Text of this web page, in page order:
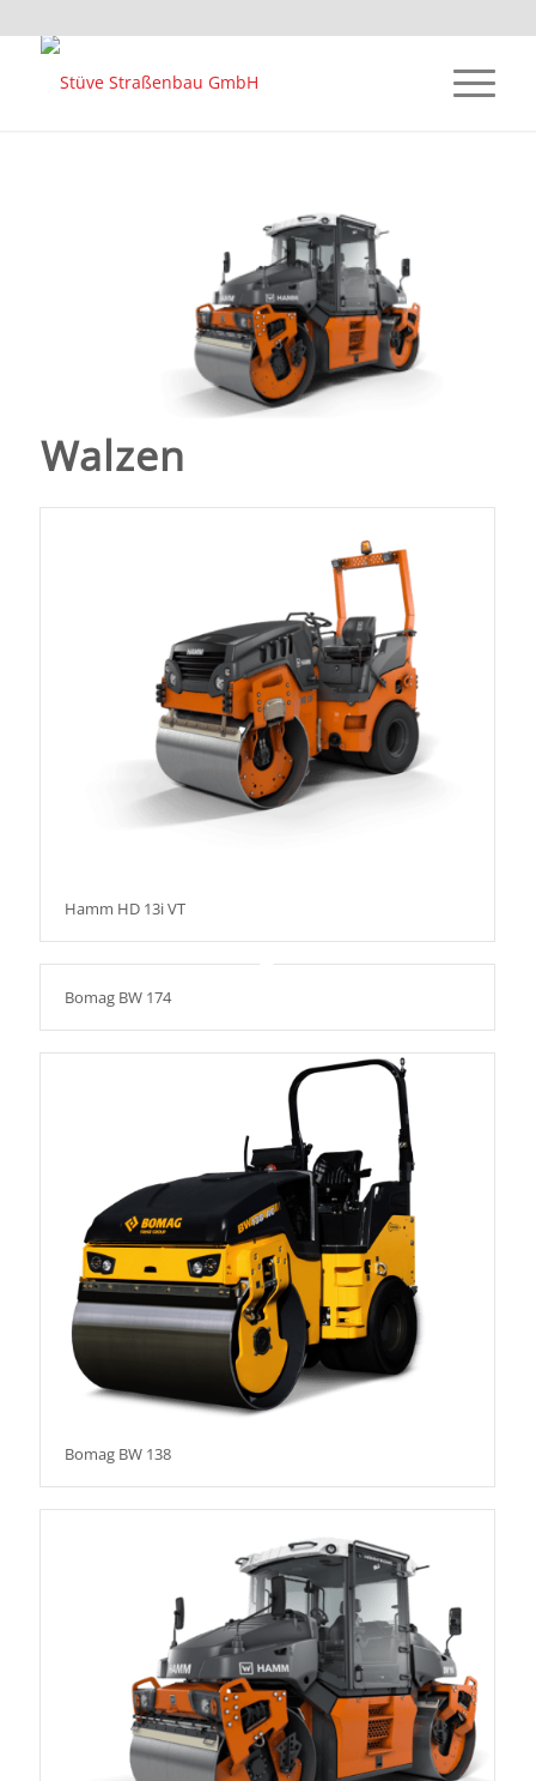
Walzen
Hamm HD 13i VT
Bomag BW 174
Bomag BW 138